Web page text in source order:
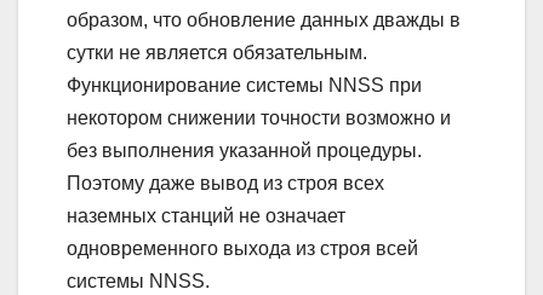
образом, что обновление данных дважды в
сутки не является обязательным.
Функционирование системы NNSS при
некотором снижении точности возможно и
без выполнения указанной процедуры.
Поэтому даже вывод из строя всех
наземных станций не означает
одновременного выхода из строя всей
системы NNSS.